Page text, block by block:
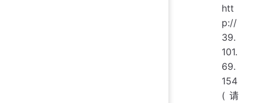
htt
p://
39.
101.
69.
154
(请